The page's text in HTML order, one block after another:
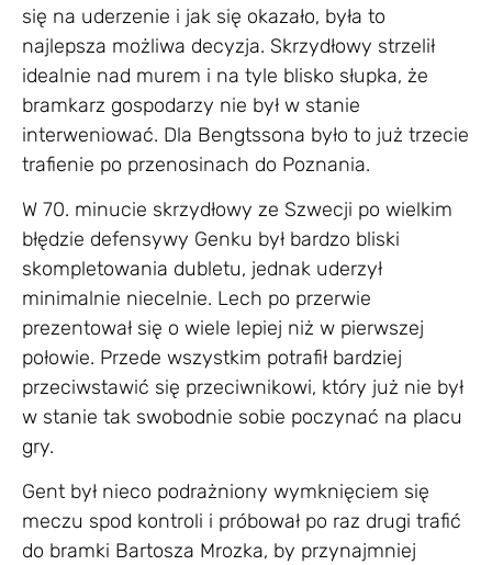
się na uderzenie i jak się okazało, była to
najlepsza możliwa decyzja. Skrzydłowy strzelił
idealnie nad murem i na tyle blisko słupka, że
bramkarz gospodarzy nie był w stanie
interweniować. Dla Bengtssona było to już trzecie
trafienie po przenosinach do Poznania.
W 70. minucie skrzydłowy ze Szwecji po wielkim
błędzie defensywy Genku był bardzo bliski
skompletowania dubletu, jednak uderzył
minimalnie niecelnie. Lech po przerwie
prezentował się o wiele lepiej niż w pierwszej
połowie. Przede wszystkim potrafił bardziej
przeciwstawić się przeciwnikowi, który już nie był
w stanie tak swobodnie sobie poczynać na placu
gry.
Gent był nieco podrażniony wymknięciem się
meczu spod kontroli i próbował po raz drugi trafić
do bramki Bartosza Mrozka, by przynajmniej